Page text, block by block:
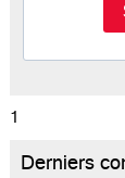
1
Derniers